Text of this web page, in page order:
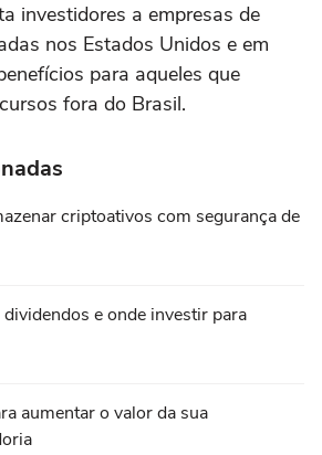
investidores a empresas de
nos Estados Unidos e em
para aqueles que
fora do Brasil.
criptoativos com segurança de
dividendos e onde investir para
aumentar o valor da sua